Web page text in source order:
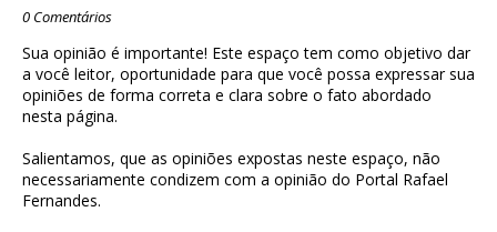
0 Comentários
Sua opinião é importante! Este espaço tem como objetivo dar
a você leitor, oportunidade para que você possa expressar sua
opiniões de forma correta e clara sobre o fato abordado
nesta página.
Salientamos, que as opiniões expostas neste espaço, não
necessariamente condizem com a opinião do Portal Rafael
Fernandes.